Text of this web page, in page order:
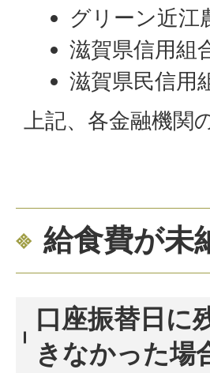
グリーン近江
滋賀県信用組
滋賀県民信用
上記、各金融機関
給食費が未
口座振替日に
きなかった場